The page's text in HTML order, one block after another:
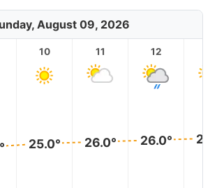
August 09, 2026
10
25.0°
11
26.0°
12
26.0°